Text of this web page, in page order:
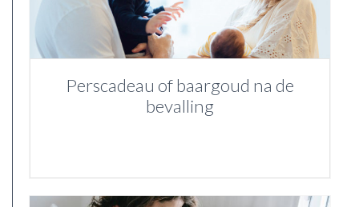
Perscadeau of baargoud na de
bevalling